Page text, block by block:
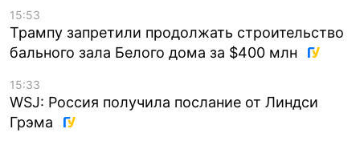
15:53
Трампу запретили продолжать строительство
бального зала Белого дома за $400 млн
15:33
WSJ: Россия получила послание от Линдси
Грэма